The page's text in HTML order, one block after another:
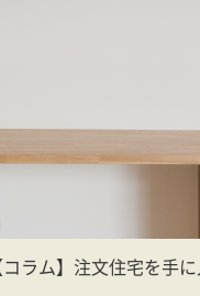
コラム】注文住宅を手